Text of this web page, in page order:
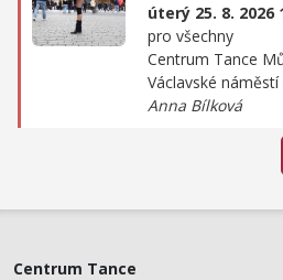
úterý 25. 8. 2026
pro všechny
Centrum Tance
Václavské náměstí
Anna Bílková
Centrum Tance